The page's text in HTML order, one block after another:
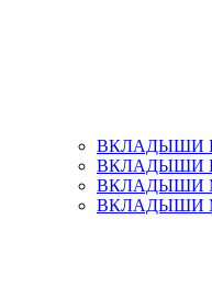
ВКЛАДЫШИ
ВКЛАДЫШИ
ВКЛАДЫШИ
ВКЛАДЫШИ